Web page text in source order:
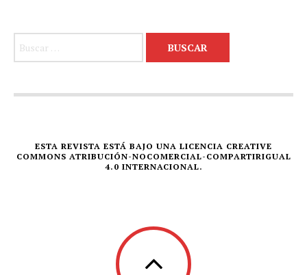
ESTA REVISTA ESTÁ BAJO UNA LICENCIA CREATIVE
COMMONS ATRIBUCIÓN-NOCOMERCIAL-COMPARTIRIGUAL
4.0 INTERNACIONAL.